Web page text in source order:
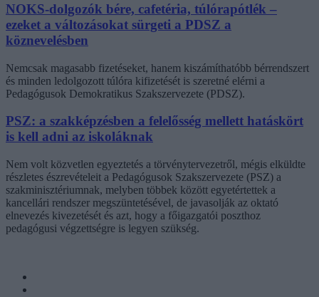
NOKS-dolgozók bére, cafetéria, túlórapótlék –
ezeket a változásokat sürgeti a PDSZ a
köznevelésben
Nemcsak magasabb fizetéseket, hanem kiszámíthatóbb bérrendszert
és minden ledolgozott túlóra kifizetését is szeretné elérni a
Pedagógusok Demokratikus Szakszervezete (PDSZ).
PSZ: a szakképzésben a felelősség mellett hatáskört
is kell adni az iskoláknak
Nem volt közvetlen egyeztetés a törvénytervezetről, mégis elküldte
részletes észrevételeit a Pedagógusok Szakszervezete (PSZ) a
szakminisztériumnak, melyben többek között egyetértettek a
kancellári rendszer megszüntetésével, de javasolják az oktató
elnevezés kivezetését és azt, hogy a főigazgatói poszthoz
pedagógusi végzettségre is legyen szükség.